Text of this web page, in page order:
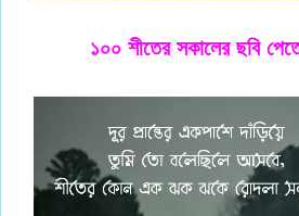
১০০ শীতের সকালের ছবি